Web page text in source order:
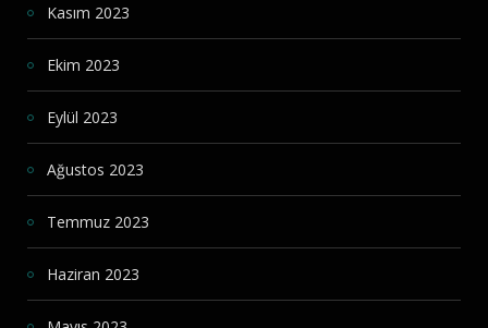
Kasım 2023
Ekim 2023
Eylül 2023
Ağustos 2023
Temmuz 2023
Haziran 2023